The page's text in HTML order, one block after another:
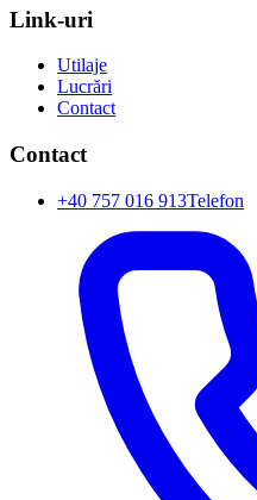
Link-uri
Utilaje
Lucrări
Contact
Contact
+40 757 016 913Telefon